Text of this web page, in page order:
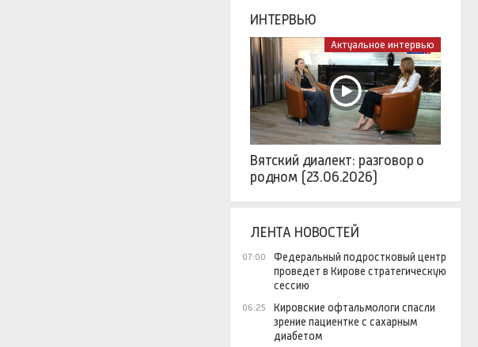
ИНТЕРВЬЮ
Актуальное интервью
Вятский диалект: разговор о
родном (23.06.2026)
ЛЕНТА НОВОСТЕЙ
07:00
Федеральный подростковый центр
проведет в Кирове стратегическую
сессию
06:25
Кировские офтальмологи спасли
зрение пациентке с сахарным
диабетом